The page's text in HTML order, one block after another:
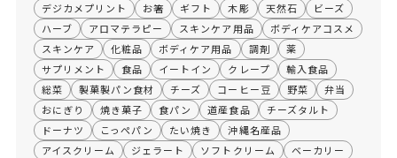
デジカメプリント
お箸 ギフト 木彫 天然石
ビーズ
ハーブ
アロマテラピー スキンケア用品
ボディケアコスメ
スキンケア
化粧品 ボディケア用品 調剤
薬
サプリメント
食品 イートイン クレープ
輸入食品
総菜
製菓製パン食材 チーズ コーヒー豆 野菜
弁当
おにぎり
焼き菓子 食パン 道産食品
チーズタルト
ドーナツ
こっぺパン たい焼き
沖縄名産品
アイスクリーム
ジェラート ソフトクリーム
ベーカリー